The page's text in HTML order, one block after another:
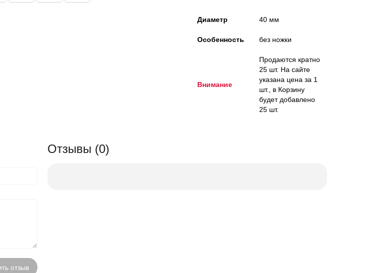
Диаметр 40 мм
Особенность без ножки
Внимание
Продаются кратно
25 шт. На сайте
указана цена за 1
шт., в Корзину
будет добавлено
25 шт.
отзыв
Отзывы (0)